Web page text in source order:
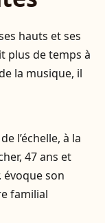
hauts et ses
plus de temps à
la musique, il
l’échelle, à la
47 ans et
évoque son
familial